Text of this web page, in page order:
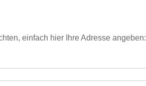
einfach hier Ihre Adresse angeben: